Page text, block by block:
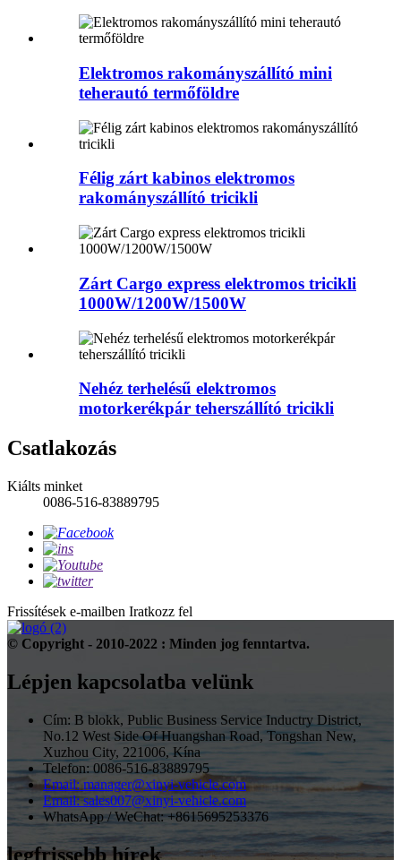
Elektromos rakományszállító mini
teherautó termőföldre
Félig zárt kabinos elektromos
rakományszállító tricikli
Zárt Cargo express elektromos tricikli
1000W/1200W/1500W
Nehéz terhelésű elektromos
motorkerékpár teherszállító tricikli
Csatlakozás
Kiálts minket
0086-516-83889795
Frissítések e-mailben Iratkozz fel
© Copyright - 2010-2022 : Minden jog fenntartva.
Lépjen kapcsolatba velünk
Cím: B blokk, Public Business Service Inductry District,
No.12 West Side Of Huangshan Road, Tongshan New,
Xuzhou City, 221006, Kína
Telefon: 0086-516-83889795
Email: manager@xinyi-vehicle.com
Email: sales007@xinyi-vehicle.com
WhatsApp / WeChat: +8615695253376
legfrissebb hírek